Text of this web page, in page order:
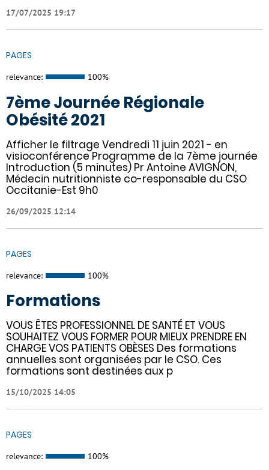
17/07/2025 19:17
PAGES
relevance: 100%
7ème Journée Régionale
Obésité 2021
Afficher le filtrage Vendredi 11 juin 2021 - en
visioconférence Programme de la 7ème journée
Introduction (5 minutes) Pr Antoine AVIGNON,
Médecin nutritionniste co-responsable du CSO
Occitanie-Est 9h0
26/09/2025 12:14
PAGES
relevance: 100%
Formations
VOUS ÊTES PROFESSIONNEL DE SANTÉ ET VOUS
SOUHAITEZ VOUS FORMER POUR MIEUX PRENDRE EN
CHARGE VOS PATIENTS OBÈSES Des formations
annuelles sont organisées par le CSO. Ces
formations sont destinées aux p
15/10/2025 14:05
PAGES
relevance: 100%